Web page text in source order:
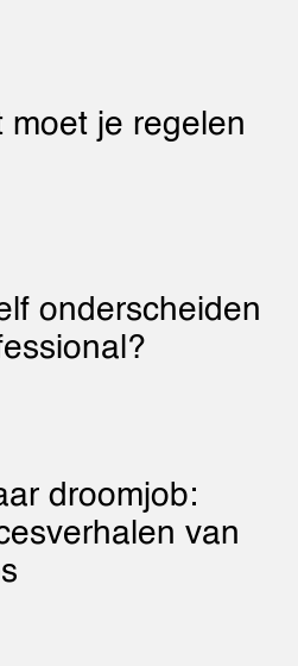
moet je regelen
onderscheiden
droomjob:
van